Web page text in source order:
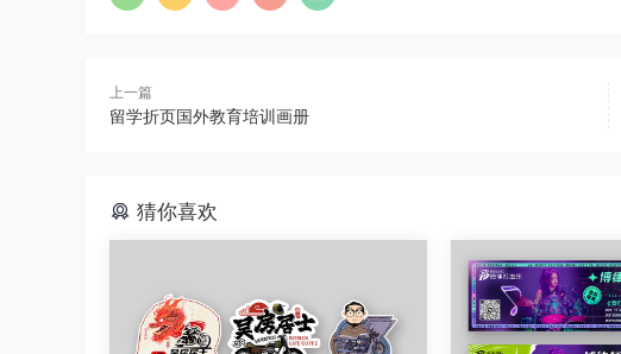
上一篇
留学折页国外教育培训画册
猜你喜欢